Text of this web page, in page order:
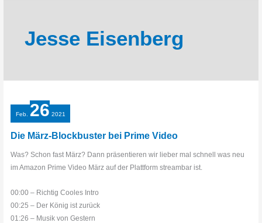
Jesse Eisenberg
Feb. 26 2021
Die März-Blockbuster bei Prime Video
Was? Schon fast März? Dann präsentieren wir lieber mal schnell was neu
im Amazon Prime Video März auf der Plattform streambar ist.
00:00 – Richtig Cooles Intro
00:25 – Der König ist zurück
01:26 – Musik von Gestern